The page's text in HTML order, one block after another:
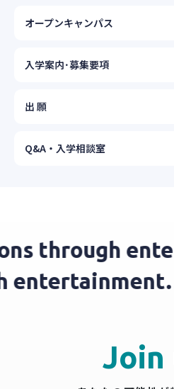
オープンキャンパス
入学案内･募集要項
出 願
Q&A・入学相談室
Join